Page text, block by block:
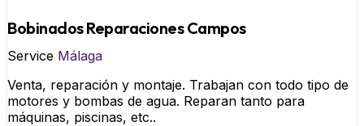
Bobinados Reparaciones Campos
Service Málaga
Venta, reparación y montaje. Trabajan con todo tipo de
motores y bombas de agua. Reparan tanto para
máquinas, piscinas, etc..